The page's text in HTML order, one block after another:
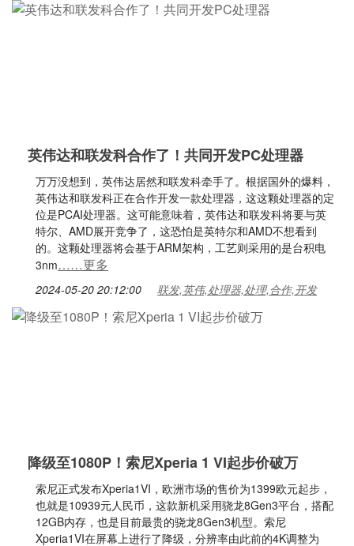
英伟达和联发科合作了！共同开发PC处理器
万万没想到，英伟达居然和联发科牵手了。根据国外的爆料，
英伟达和联发科正在合作开发一款处理器，这这颗处理器的定
位是PCAI处理器。这可能意味着，英伟达和联发科将要与英
特尔、AMD展开竞争了，这恐怕是英特尔和AMD不想看到
的。这颗处理器将会基于ARM架构，工艺则采用的是台积电
3nm……更多
2024-05-20 20:12:00 联发,英伟,处理器,处理,合作,开发
降级至1080P！索尼Xperia 1 VI起步价破万
索尼正式发布Xperia1VI，欧洲市场的售价为1399欧元起步，
也就是10939元人民币，这款新机采用骁龙8Gen3平台，搭配
12GB内存，也是目前最贵的骁龙8Gen3机型。索尼
Xperia1VI在屏幕上进行了降级，分辨率由此前的4K调整为